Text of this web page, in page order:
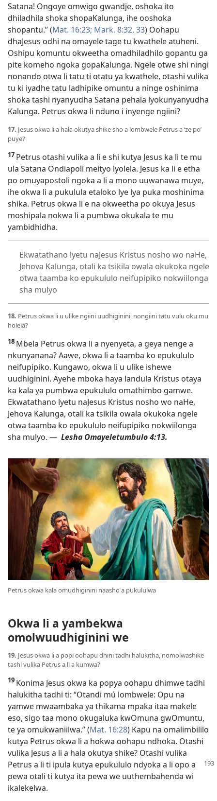
Satana! Ongoye omwigo gwandje, oshoka ito
dhiladhila shoka shopaKalunga, ihe ooshoka
shopantu.” (Mat. 16:23; Mark. 8:32, 33) Oohapu
dhaJesus odhi na omayele tage tu kwathele atuheni.
Oshipu komuntu okweetha omadhiladhilo gopantu ga
pite komeho ngoka gopaKalunga. Ngele otwe shi ningi
nonando otwa li tatu ti otatu ya kwathele, otashi vulika
tu ki iyadhe tatu ladhipike omuntu a ninge oshinima
shoka tashi nyanyudha Satana pehala lyokunyanyudha
Kalunga. Petrus okwa li nduno i inyenge ngiini?
17. Jesus okwa li a hala okutya shike sho a lombwele Petrus a ‘ze po’
puye?
17 Petrus otashi vulika a li e shi kutya Jesus ka li te mu
ula Satana Ondiapoli meityo lyolela. Jesus ka li e etha
po omuyapostoli ngoka a li a mono uuwanawa muye,
ihe okwa li a pukulula etaloko lye lya puka moshinima
shika. Petrus okwa li e na okweetha po okuya Jesus
moshipala nokwa li a pumbwa okukala te mu
yambidhidha.
Ekwatathano lyetu naJesus Kristus nosho wo naHe,
Jehova Kalunga, otali ka tsikila owala okukoka ngele
otwa taamba ko epukululo neifupipiko nokwiilonga
sha mulyo
18. Petrus okwa li u ulike ngiini uudhiginini, nongiini tatu vulu oku mu
holela?
18 Mbela Petrus okwa li a nyenyeta, a geya nenge a
nkunyanana? Aawe, okwa li a taamba ko epukululo
neifupipiko. Kungawo, okwa li u ulike ishewe
uudhiginini. Ayehe mboka haya landula Kristus otaya
ka kala ya pumbwa epukululo omathimbo gamwe.
Ekwatathano lyetu naJesus Kristus nosho wo naHe,
Jehova Kalunga, otali ka tsikila owala okukoka ngele
otwa taamba ko epukululo neifupipiko nokwiilonga
sha mulyo. — LeshaOmayeletumbulo 4:13.
Petrus okwa kala omudhiginini naasho a pukululwa
Okwa li a yambekwa
omolwuudhiginini we
19. Jesus okwa li a popi oohapu dhini tadhi halukitha, nomolwashike
tashi vulika Petrus a li a kumwa?
19 Konima Jesus okwa ka popya oohapu dhimwe tadhi
halukitha tadhi ti: “Otandi mú lombwele: Opu na
yamwe mwaambaka ya thikama mpaka itaa makele
eso, sigo taa mono okugaluka kwOmuna gwOmuntu,
te ya omukwaniilwa.” (Mat. 16:28) Kapu na omalimbililo
kutya Petrus okwa li a hokwa oohapu ndhoka. Otashi
vulika Jesus a li a hala okutya shike? Otashi vulika
Petrus a li ti ipula kutya epukululo ndyoka a li opo a
pewa otali ti kutya ita pewa we uuthembahenda wi
ikalekelwa.